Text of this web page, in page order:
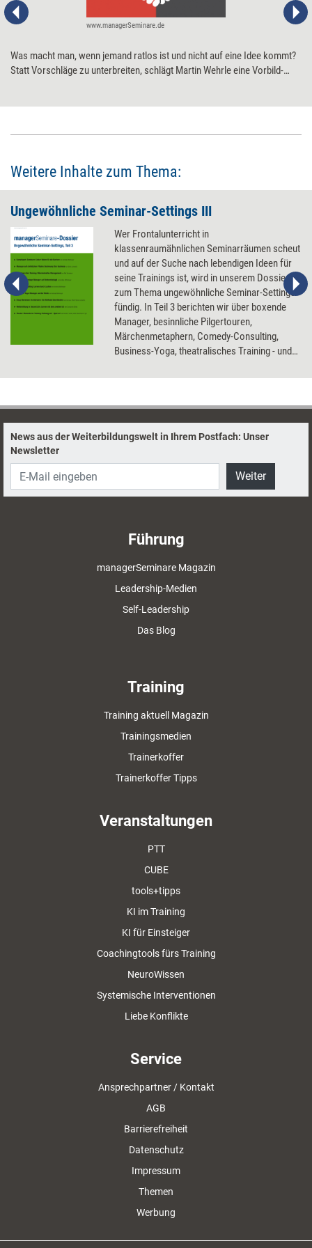
www.managerSeminare.de
Was macht man, wenn jemand ratlos ist und nicht auf eine Idee kommt?
Statt Vorschläge zu unterbreiten, schlägt Martin Wehrle eine Vorbild-
Weitere Inhalte zum Thema:
Ungewöhnliche Seminar-Settings III
Wer Frontalunterricht in
klassenraumähnlichen Seminarräumen scheut
und auf der Suche nach lebendigen Ideen für
seine Trainings ist, wird in unserem Dossier
zum Thema ungewöhnliche Seminar-Settings
fündig. In Teil 3 berichten wir über boxende
Manager, besinnliche Pilgertouren,
Märchenmetaphern, Comedy-Consulting,
Business-Yoga, theatralisches Training - und
Führungsfähigkeit auf Verbrecherjagd...
News aus der Weiterbildungswelt in Ihrem Postfach: Unser
Newsletter
Weiter
Führung
managerSeminare Magazin
Leadership-Medien
Self-Leadership
Das Blog
Training
Training aktuell Magazin
Trainingsmedien
Trainerkoffer
Trainerkoffer Tipps
Veranstaltungen
PTT
CUBE
tools+tipps
KI im Training
KI für Einsteiger
Coachingtools fürs Training
NeuroWissen
Systemische Interventionen
Liebe Konflikte
Service
Ansprechpartner / Kontakt
AGB
Barrierefreiheit
Datenschutz
Impressum
Themen
Werbung